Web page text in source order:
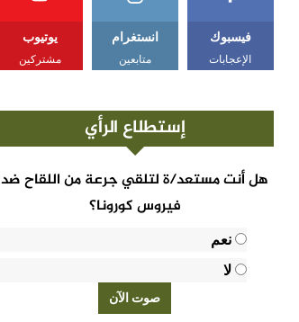
فيسبوك
الإعجابات
انستغرام
متابعين
يوتيوب
مشتركين
إستطلاع الرأي
هل أنت مستعد/ة لتلقي جرعة من اللقاح ضد
فيروس كورونا؟
نعم
لا